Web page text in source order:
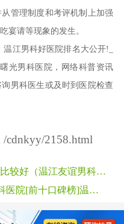
管理制度和考评机制上加强
宴请等现象的发生。
江男科好医院排名大公开!_
光男科医院，网络科普资讯
男科医生或及时到医院检查
/cdnkyy/2158.html
温江哪个医院看泌尿科比较好（温江友谊男科医院排名）专业靠谱口碑评价好
[2022口碑榜单]温江男科医院[前十口碑榜]温江友谊医院[排名揭秘]!